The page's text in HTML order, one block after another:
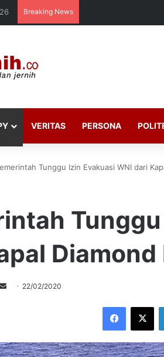
Breaking News
VERITAS PERSONA
Tunggu Izin Evakuasi WNI dari
Send 22/02/2020
Facebook
X